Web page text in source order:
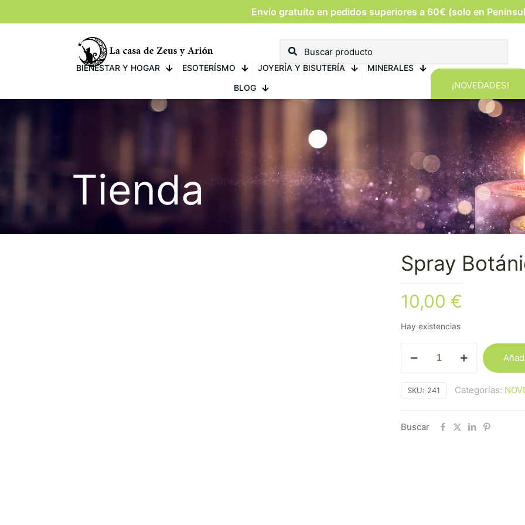
Envío gratuíto en pedidos superiores a 60€ (solo en
BIENESTAR Y HOGAR ESOTERÍSMO JOYERÍA Y BISUTERÍA
MINERALES
BLOG
¡NOVEDADES!
Tienda
Spray
10,00 €
Hay existencias
Botánico
Ruda
cantidad
SKU: 241 Categorías:
Buscar